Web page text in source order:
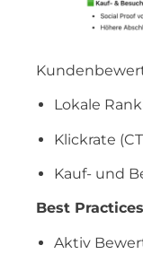
Lokale
Klickrate
Kauf- und
Best
Aktiv